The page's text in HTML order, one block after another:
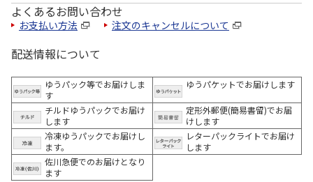
よくあるお問い合わせ
お支払い方法 注文のキャンセルについて
配送情報について
ゆうパック等でお届けしま
す
ゆうパケットでお届けします
チルドゆうパックでお届け
します
定形外郵便(簡易書留)でお届
けします
冷凍ゆうパックでお届けし
ます。
レターパックライトでお届け
します
佐川急便でのお届けとなり
ます